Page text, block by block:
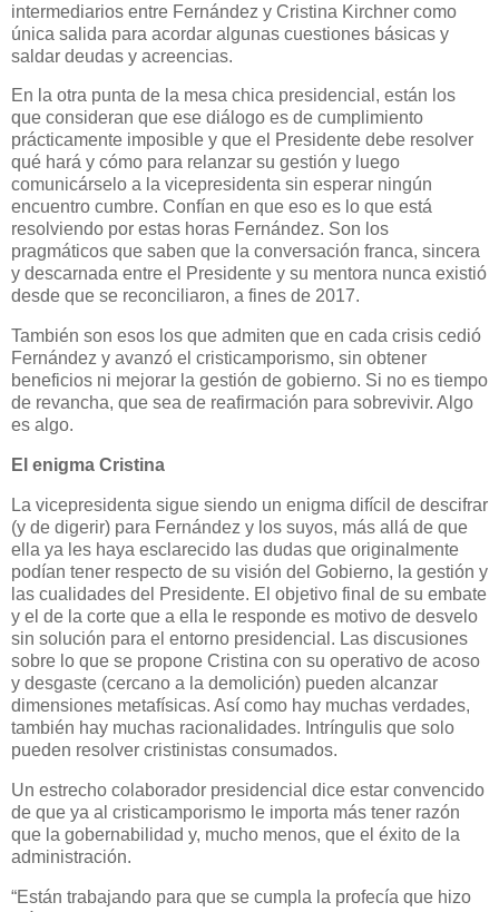
intermediarios entre Fernández y Cristina Kirchner como
única salida para acordar algunas cuestiones básicas y
saldar deudas y acreencias.
En la otra punta de la mesa chica presidencial, están los
que consideran que ese diálogo es de cumplimiento
prácticamente imposible y que el Presidente debe resolver
qué hará y cómo para relanzar su gestión y luego
comunicárselo a la vicepresidenta sin esperar ningún
encuentro cumbre. Confían en que eso es lo que está
resolviendo por estas horas Fernández. Son los
pragmáticos que saben que la conversación franca, sincera
y descarnada entre el Presidente y su mentora nunca existió
desde que se reconciliaron, a fines de 2017.
También son esos los que admiten que en cada crisis cedió
Fernández y avanzó el cristicamporismo, sin obtener
beneficios ni mejorar la gestión de gobierno. Si no es tiempo
de revancha, que sea de reafirmación para sobrevivir. Algo
es algo.
El enigma Cristina
La vicepresidenta sigue siendo un enigma difícil de descifrar
(y de digerir) para Fernández y los suyos, más allá de que
ella ya les haya esclarecido las dudas que originalmente
podían tener respecto de su visión del Gobierno, la gestión y
las cualidades del Presidente. El objetivo final de su embate
y el de la corte que a ella le responde es motivo de desvelo
sin solución para el entorno presidencial. Las discusiones
sobre lo que se propone Cristina con su operativo de acoso
y desgaste (cercano a la demolición) pueden alcanzar
dimensiones metafísicas. Así como hay muchas verdades,
también hay muchas racionalidades. Intríngulis que solo
pueden resolver cristinistas consumados.
Un estrecho colaborador presidencial dice estar convencido
de que ya al cristicamporismo le importa más tener razón
que la gobernabilidad y, mucho menos, que el éxito de la
administración.
“Están trabajando para que se cumpla la profecía que hizo